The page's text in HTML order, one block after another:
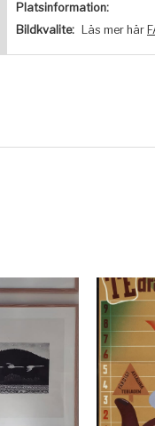
Platsinformation:
Bildkvalite:
Läs mer här